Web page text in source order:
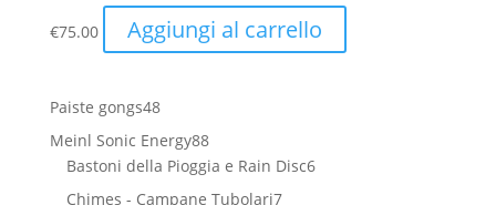
€75.00 Aggiungi al carrello
Paiste gongs4848
prodotti
Meinl Sonic Energy8888
prodotti
Bastoni della Pioggia e Rain Disc66
Chimes - Campane Tubolari77